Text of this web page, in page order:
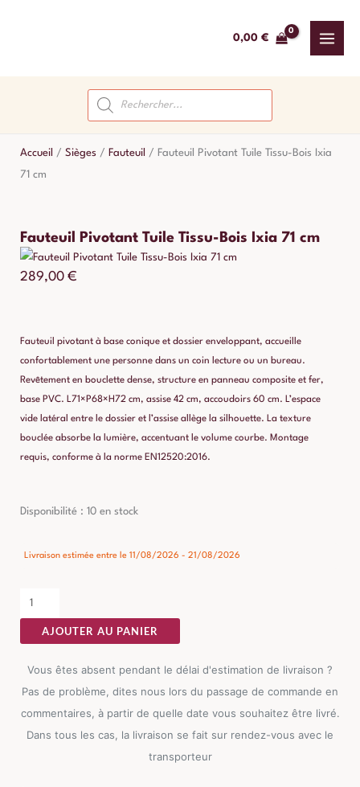
0,00 €
Recherche
de
produits
Accueil / Sièges / Fauteuil / Fauteuil Pivotant Tuile Tissu-Bois Ixia
71 cm
Fauteuil Pivotant Tuile Tissu-Bois Ixia 71 cm
289,00 €
Fauteuil pivotant à base conique et dossier enveloppant, accueille
confortablement une personne dans un coin lecture ou un bureau.
Revêtement en bouclette dense, structure en panneau composite et fer,
base PVC. L71×P68×H72 cm, assise 42 cm, accoudoirs 60 cm. L’espace
vide latéral entre le dossier et l’assise allège la silhouette. La texture
bouclée absorbe la lumière, accentuant le volume courbe. Montage
requis, conforme à la norme EN12520:2016.
Disponibilité : 10 en stock
Livraison estimée entre le 11/08/2026 - 21/08/2026
quantité
Fauteuil
Tuile
Tissu-
Bois
AJOUTER AU PANIER
Vous êtes absent pendant le délai d'estimation de livraison ?
Pas de problème, dites nous lors du passage de commande en
commentaires, à partir de quelle date vous souhaitez être livré.
Dans tous les cas, la livraison se fait sur rendez-vous avec le
transporteur